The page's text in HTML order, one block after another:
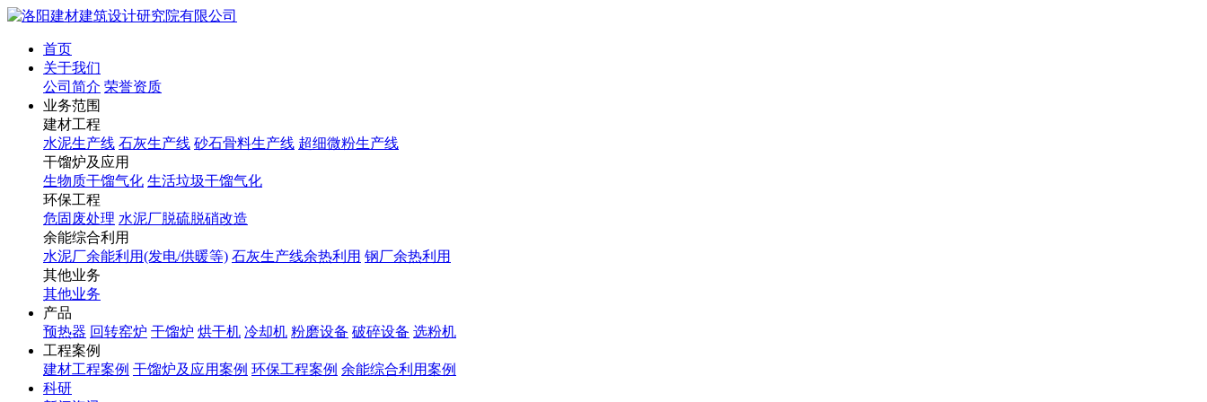
首页
关于我们
公司简介 荣誉资质
业务范围
建材工程
水泥生产线 石灰生产线 砂石骨料生产线 超细微粉生产线
干馏炉及应用
生物质干馏气化 生活垃圾干馏气化
环保工程
危固废处理 水泥厂脱硫脱硝改造
余能综合利用
水泥厂余能利用(发电/供暖等) 石灰生产线余热利用 钢厂余热利用
其他业务
其他业务
产品
预热器 回转窑炉 干馏炉 烘干机 冷却机 粉磨设备 破碎设备 选粉机
工程案例
建材工程案例 干馏炉及应用案例 环保工程案例 余能综合利用案例
科研